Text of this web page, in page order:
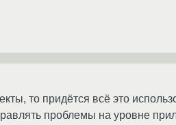
то придётся всё это
проблемы на уровне